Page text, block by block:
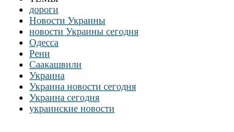
дороги
Новости Украины
новости Украины сегодня
Одесса
Рени
Саакашвили
Украина
Украина новости сегодня
Украина сегодня
украинские новости